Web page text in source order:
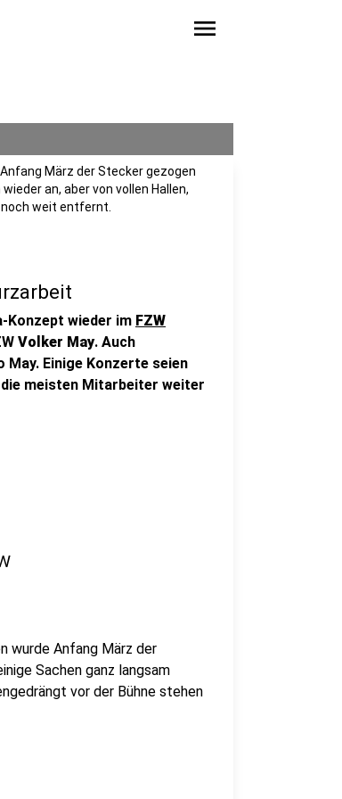
menu
März der Stecker gezogen
an, aber von vollen Hallen,
weit entfernt.
Konzept wieder im FZW
Volker May. Auch
Einige Konzerte seien
meisten Mitarbeiter weiter
wurde Anfang März der
Sachen ganz langsam
vor der Bühne stehen